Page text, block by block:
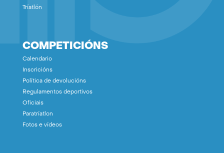
Tríatlón
COMPETICIÓNS
Calendario
Inscricións
Política de devolucións
Regulamentos deportivos
Oficiais
Paratríatlon
Fotos e vídeos